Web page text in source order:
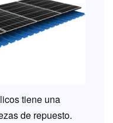
tiene una
de repuesto.